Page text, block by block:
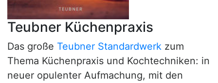
Teubner Küchenpraxis
Das große Teubner Standardwerk zum
Thema Küchenpraxis und Kochtechniken: in
neuer opulenter Aufmachung, mit den